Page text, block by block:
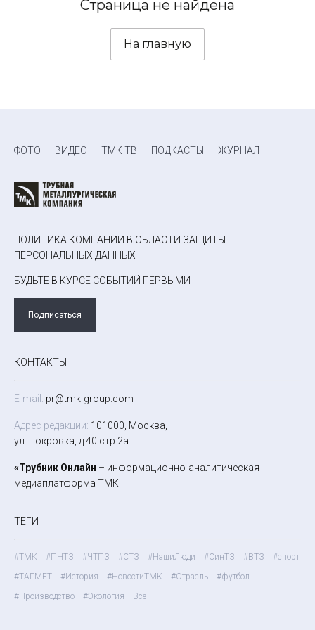
Страница не найдена
На главную
ФОТО ВИДЕО ТМК ТВ ПОДКАСТЫ ЖУРНАЛ
ПОЛИТИКА КОМПАНИИ В ОБЛАСТИ ЗАЩИТЫ
ПЕРСОНАЛЬНЫХ ДАННЫХ
БУДЬТЕ В КУРСЕ СОБЫТИЙ ПЕРВЫМИ
Подписаться
КОНТАКТЫ
E-mail: pr@tmk-group.com
Адрес редакции: 101000, Москва,
ул. Покровка, д.40 стр.2а
«Трубник Онлайн – информационно-аналитическая
медиаплатформа ТМК
ТЕГИ
#ТМК #ПНТЗ #ЧТПЗ #СТЗ #НашиЛюди #СинТЗ #ВТЗ
#спорт
#ТАГМЕТ
#История #НовостиТМК #Отрасль
#футбол
#Производство
#Экология Все